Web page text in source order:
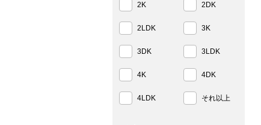
2K 2DK
2LDK 3K
3DK 3LDK
4K 4DK
4LDK それ以上